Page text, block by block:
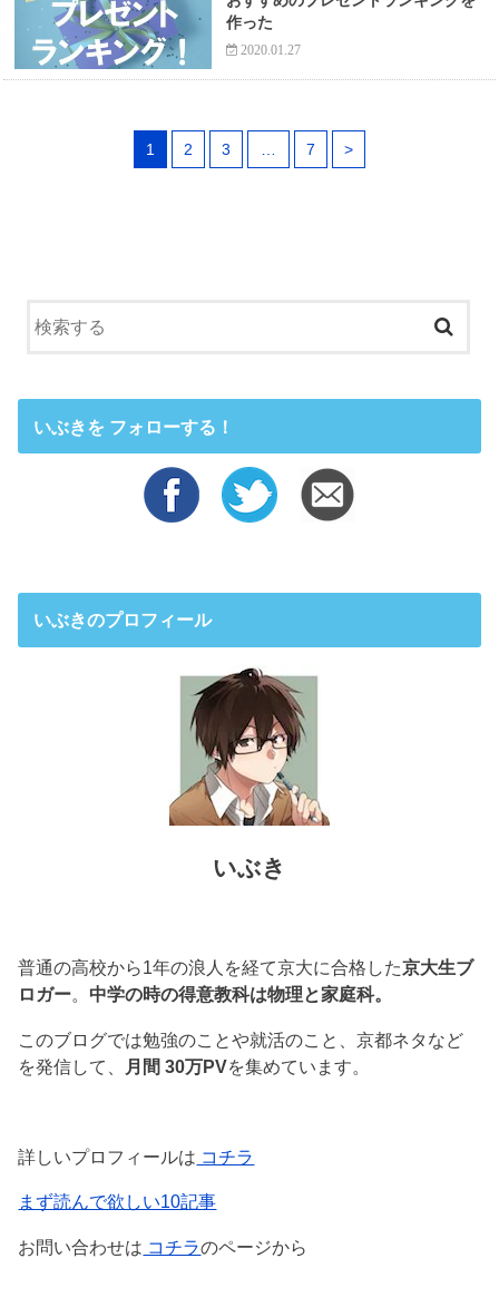
作った
2020.01.27
1 2 3 … 7 >
いぶきを フォローする！
いぶきのプロフィール
いぶき
普通の高校から1年の浪人を経て京大に合格した京大生ブ
ロガー。 中学の時の得意教科は物理と家庭科。
このブログでは勉強のことや就活のこと、京都ネタなど
を発信して、
月間 30万PVを集めています。
詳しいプロフィールは コチラ
まず読んで欲しい10記事
お問い合わせは コチラのページから